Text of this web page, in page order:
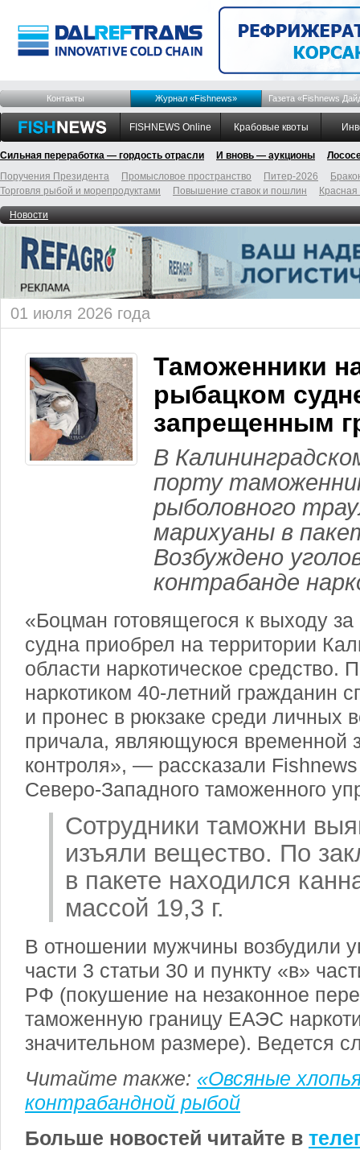
Контакты Журнал «Fishnews» Газета «Fishnews
FISHNEWS Online Крабовые квоты
Сильная переработка — гордость отрасли И вновь — аукционы
Поручения Президента
Промысловое пространство Питер-2026
Торговля рыбой и морепродуктами
Повышение ставок и пошлин
Новости
01 июля 2026 года
Таможенники
рыбацком
запрещенным
В
порту
рыболовного
марихуаны в
Возбуждено
контрабанде
«Боцман готовящегося к выходу
судна приобрел на территории
области наркотическое средство.
наркотиком 40-летний гражданин
и пронес в рюкзаке среди личных
причала, являющуюся временной
контроля», — рассказали
Северо-Западного таможенного
Сотрудники таможни
изъяли вещество. По
в пакете находился
массой 19,3 г.
В отношении мужчины возбудили
части 3 статьи 30 и пункту «в»
РФ (покушение на незаконное
таможенную границу ЕАЭС
значительном размере). Ведется
Читайте также: «Овсяные
контрабандной рыбой
Больше новостей читайте в